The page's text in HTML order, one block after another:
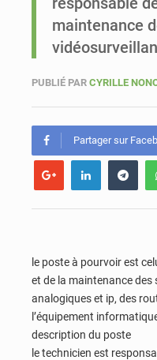
maintenance
PUBLIÉ PAR CYRILLE
Partager sur
le poste à pourvoir est
et de la maintenance des
analogiques et ip, des
l’équipement
description du poste
le technicien est